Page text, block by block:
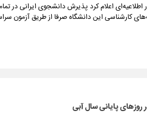
اعلام کرد پذیرش دانشجوی ایرانی در
کارشناسی این دانشگاه صرفا از طریق آزمون